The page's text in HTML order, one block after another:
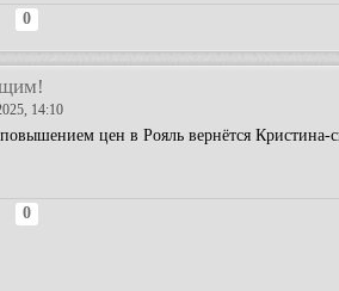
0
14:10
цен в Рояль вернётся Кристина-
0